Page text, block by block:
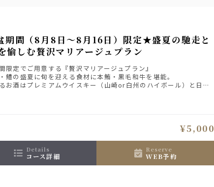
期間（8月8日～8月16日）限定★盛夏の馳走と
愉しむ贅沢マリアージュプラン
限定でご用意する『贅沢マリアージュプラン』
鱧の盛夏に旬を迎える食材に本鮪・黒毛和牛を堪能。
お酒はプレミアムウイスキー（山崎or白州のハイボール）と日本
¥5,000
details
コース詳細
reserve
WEB予約